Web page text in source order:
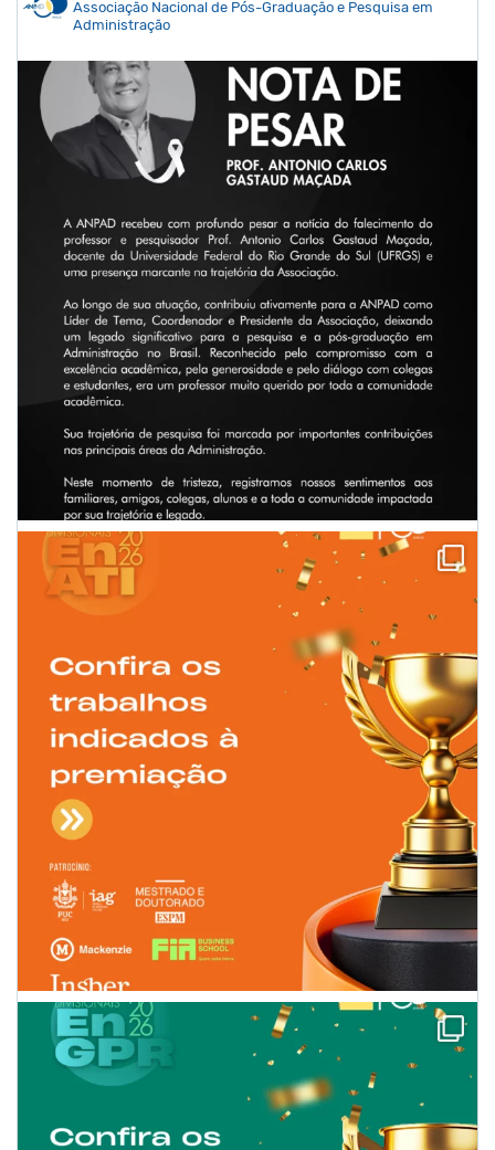
Associação Nacional de Pós-Graduação e Pesquisa em
Administração